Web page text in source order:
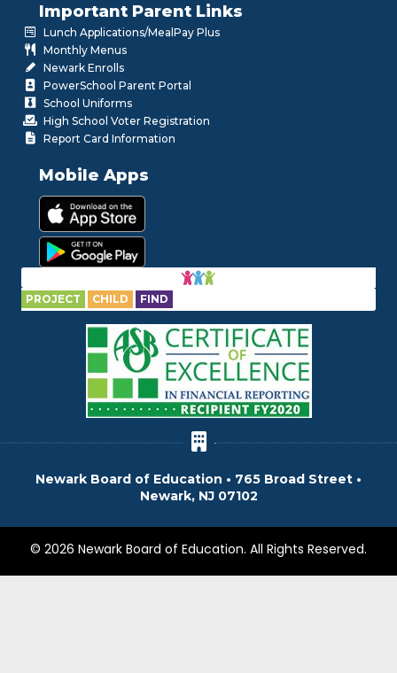
Important Parent Links
Lunch Applications/MealPay Plus
Monthly Menus
Newark Enrolls
PowerSchool Parent Portal
School Uniforms
High School Voter Registration
Report Card Information
Mobile Apps
PROJECT CHILD FIND
Newark Board of Education • 765 Broad Street •
Newark, NJ 07102
© 2026 Newark Board of Education. All Rights Reserved.